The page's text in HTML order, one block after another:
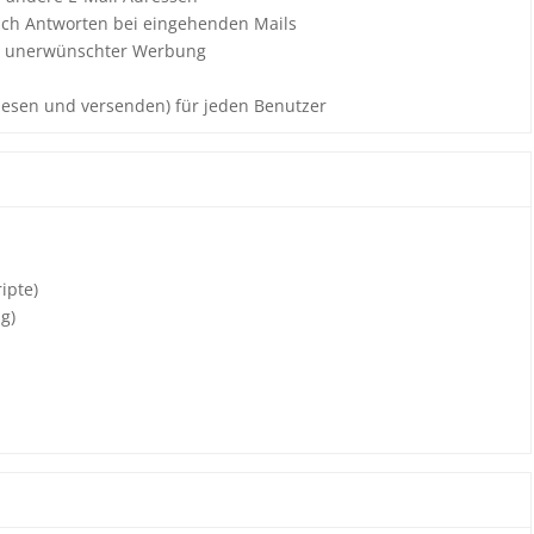
Antworten bei eingehenden Mails
unerwünschter Werbung
und versenden) für jeden Benutzer